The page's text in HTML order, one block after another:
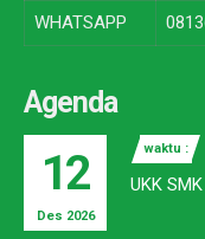
WHATSAPP
Agenda
12
Des 2026
waktu :
UKK